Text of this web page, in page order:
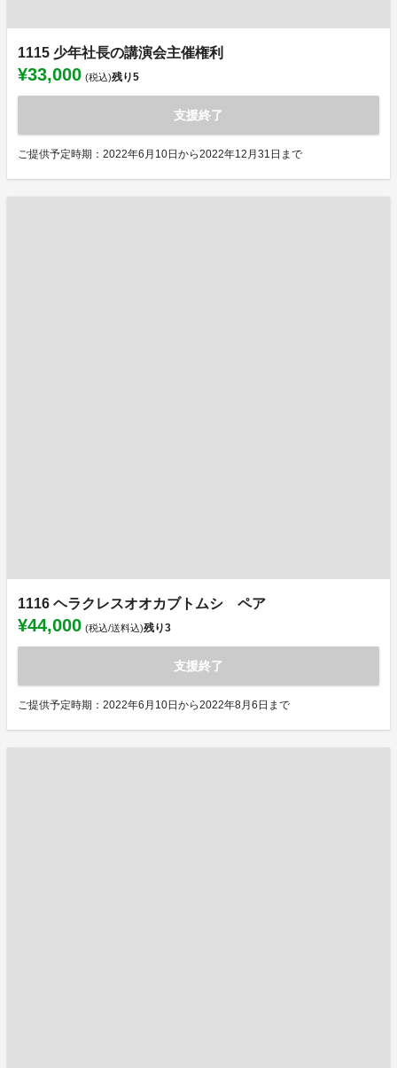
1115 少年社長の講演会主催権利
¥33,000 (税込)残り5
支援終了
ご提供予定時期：2022年6月10日から2022年12月31日まで
1116 ヘラクレスオオカブトムシ ペア
¥44,000 (税込/送料込)残り3
支援終了
ご提供予定時期：2022年6月10日から2022年8月6日まで